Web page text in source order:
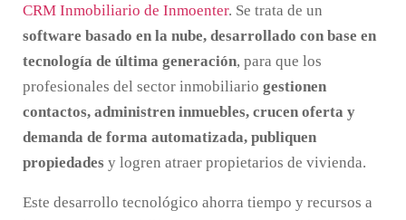
CRM Inmobiliario de Inmoenter. Se trata de un
software basado en la nube, desarrollado con base en
tecnología de última generación, para que los
profesionales del sector inmobiliario gestionen
contactos, administren inmuebles, crucen oferta y
demanda de forma automatizada, publiquen
propiedades y logren atraer propietarios de vivienda.
Este desarrollo tecnológico ahorra tiempo y recursos a